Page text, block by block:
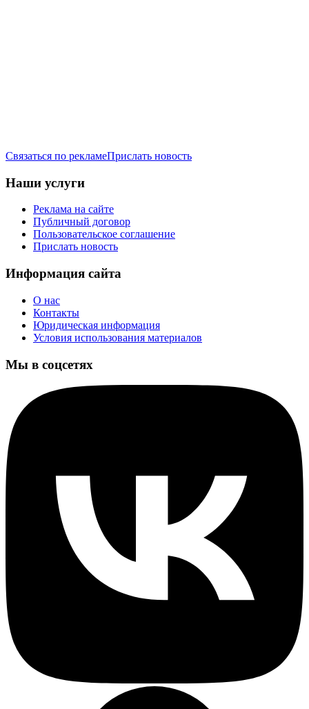
Связаться по рекламеПрислать новость
Наши услуги
Реклама на сайте
Публичный договор
Пользовательское соглашение
Прислать новость
Информация сайта
О нас
Контакты
Юридическая информация
Условия использования материалов
Мы в соцсетях